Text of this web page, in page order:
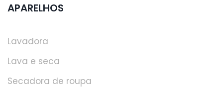
APARELHOS
Lavadora
Lava e seca
Secadora de roupa